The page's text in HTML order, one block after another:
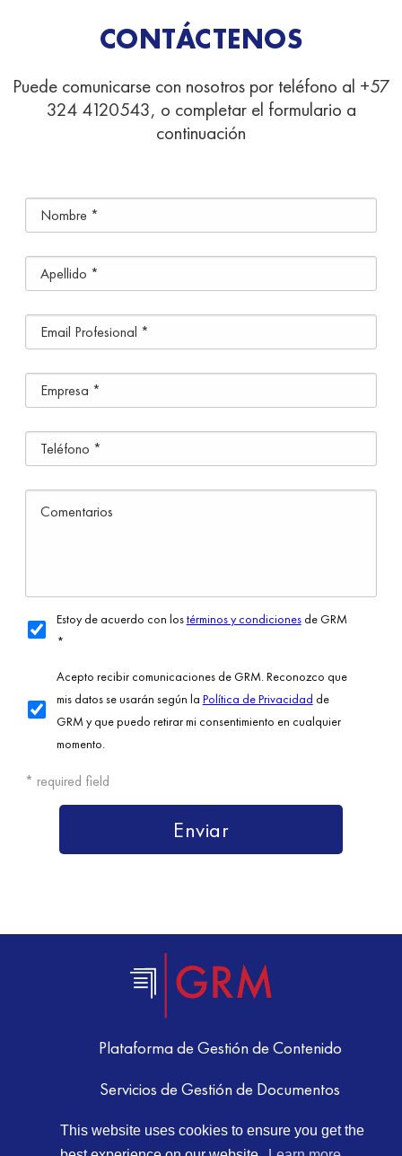
This website uses cookies to ensure you get the
CONTÁCTENOS
Puede comunicarse con nosotros por teléfono al +57
324 4120543, o completar el formulario a
continuación
Plataforma de Gestión de Contenido
Servicios de Gestión de Documentos
Almacenamiento de Documentos